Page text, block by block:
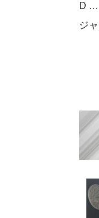
D …
ジ